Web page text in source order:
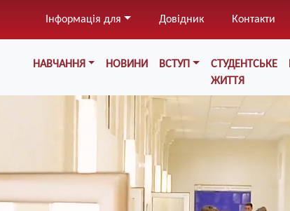
до
основного
вмісту
Інформація для Довідник Контакти
Меню у хедері
НАВЧАННЯ НОВИНИ ВСТУП
СТУДЕНТСЬКЕ
ЖИТТЯ